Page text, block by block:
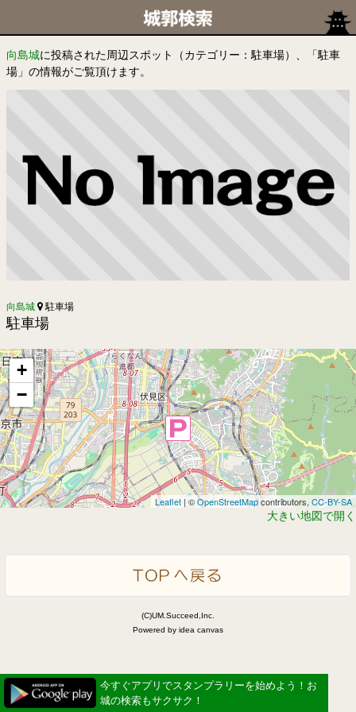
向島城に投稿された周辺スポット（カテゴリー：駐車場）、「駐車
場」の情報がご覧頂けます。
向島城 駐車場
駐車場
+
−
Leaflet | ©OpenStreetMapcontributors, CC-BY-SA
大きい地図で開く
(C)UM.Succeed,Inc.
Powered by idea canvas
今すぐアプリでスタンプラリーを始めよう！お
城の検索もサクサク！